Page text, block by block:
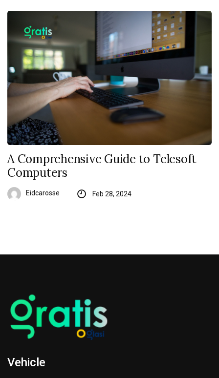
A Comprehensive Guide to Telesoft
Computers
Eidcarosse Feb 28, 2024
Vehicle